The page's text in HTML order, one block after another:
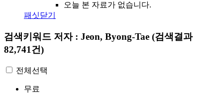
오늘 본 자료가 없습니다.
패싯닫기
검색키워드 저자 : Jeon, Byong-Tae (검색결과
82,741건)
전체선택
무료